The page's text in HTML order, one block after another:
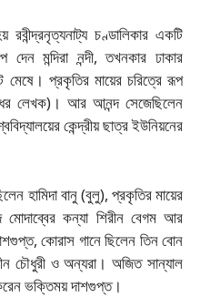
চণ্ডালিকার একটি
মন্দিরা নন্দী, তখনকার ঢাকার
মেষে। প্রকৃতির মায়ের চরিত্রে রূপ
লেখক)। আর আনন্দ সেজেছিলেন
কেন্দ্রীয় ছাত্র ইউনিয়নের
হামিদা বানু (বুলু), প্রকৃতির মায়ের
মোদাব্বের কন্যা শিরীন বেগম আর
কোরাস গানে ছিলেন তিন বোন
চৌধুরী ও অন্যরা। অজিত সান্যাল
ভক্তিময় দাশগুপ্ত।